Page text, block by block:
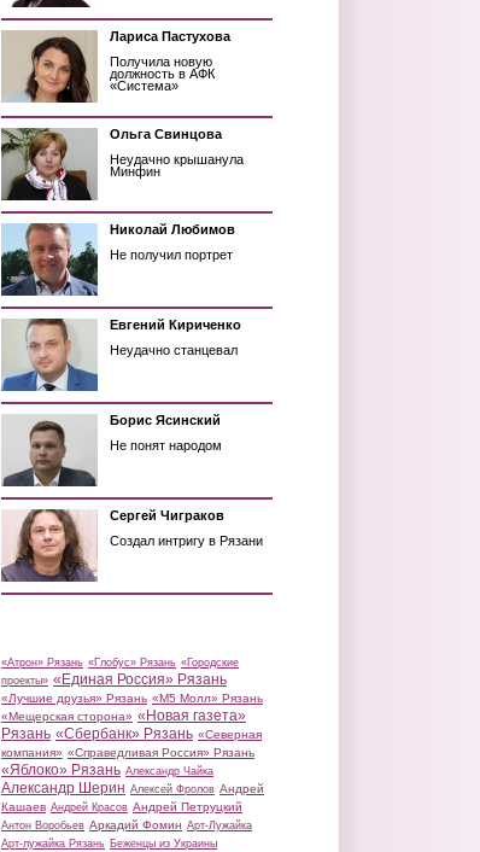
Лариса Пастухова
Получила новую
должность в АФК
«Система»
Ольга Свинцова
Неудачно крышанула
Минфин
Николай Любимов
Не получил портрет
Евгений Кириченко
Неудачно станцевал
Борис Ясинский
Не понят народом
Сергей Чиграков
Создал интригу в Рязани
«Атрон» Рязань «Глобус» Рязань «Городские
проекты» «Единая Россия» Рязань
«Лучшие друзья» Рязань «М5 Молл» Рязань
«Мещерская сторона» «Новая газета»
Рязань «Сбербанк» Рязань «Северная
компания» «Справедливая Россия» Рязань
«Яблоко» Рязань Александр Чайка
Александр Шерин Алексей Фролов Андрей
Кашаев Андрей Красов Андрей Петруцкий
Антон Воробьев Аркадий Фомин Арт-Лужайка
Арт-лужайка Рязань Беженцы из Украины